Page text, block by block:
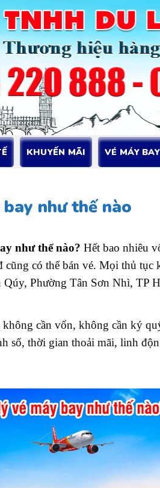
KHUYẾN MÃI VÉ MÁY
như thế nào
như thế nào? Hết bao nhiêu
có thể bán vé. Mọi thủ
Phường Tân Sơn Nhì, TP
cần vốn, không cần ký
số, thời gian thoải mãi, linh